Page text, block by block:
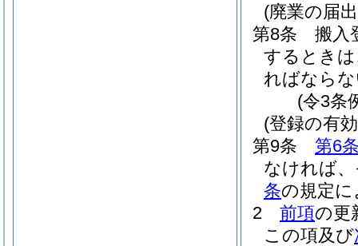
(廃業の届
第8条
搬入
するとき
ればなら
(令3条
(登録の有
第9条
第6
なければ
条の規定
2
前項の更
この項及び